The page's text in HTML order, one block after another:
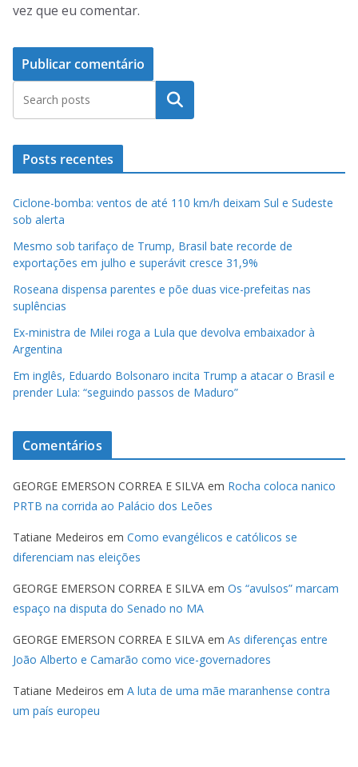
vez que eu comentar.
Pesquisar
Posts recentes
Ciclone-bomba: ventos de até 110 km/h deixam Sul e Sudeste
sob alerta
Mesmo sob tarifaço de Trump, Brasil bate recorde de
exportações em julho e superávit cresce 31,9%
Roseana dispensa parentes e põe duas vice-prefeitas nas
suplências
Ex-ministra de Milei roga a Lula que devolva embaixador à
Argentina
Em inglês, Eduardo Bolsonaro incita Trump a atacar o Brasil e
prender Lula: “seguindo passos de Maduro”
Comentários
GEORGE EMERSON CORREA E SILVA em Rocha coloca nanico
PRTB na corrida ao Palácio dos Leões
Tatiane Medeiros em Como evangélicos e católicos se
diferenciam nas eleições
GEORGE EMERSON CORREA E SILVA em Os “avulsos” marcam
espaço na disputa do Senado no MA
GEORGE EMERSON CORREA E SILVA em As diferenças entre
João Alberto e Camarão como vice-governadores
Tatiane Medeiros em A luta de uma mãe maranhense contra
um país europeu